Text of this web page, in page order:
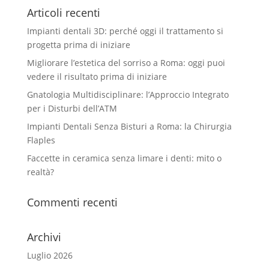
Articoli recenti
Impianti dentali 3D: perché oggi il trattamento si
progetta prima di iniziare
Migliorare l’estetica del sorriso a Roma: oggi puoi
vedere il risultato prima di iniziare
Gnatologia Multidisciplinare: l’Approccio Integrato
per i Disturbi dell’ATM
Impianti Dentali Senza Bisturi a Roma: la Chirurgia
Flaples
Faccette in ceramica senza limare i denti: mito o
realtà?
Commenti recenti
Archivi
Luglio 2026